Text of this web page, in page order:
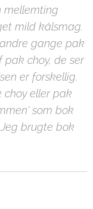
mellemting
mild kålsmag.
gange pak
pak choy, de ser
er forskellig.
choy eller pak
som bok
brugte bok